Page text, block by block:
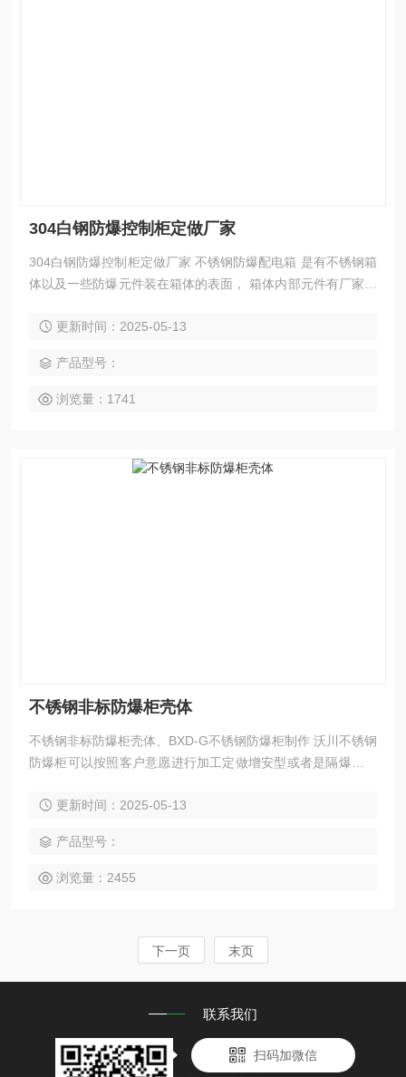
304白钢防爆控制柜定做厂家
304白钢防爆控制柜定做厂家 不锈钢防爆配电箱 是有不锈钢箱
体以及一些防爆元件装在箱体的表面， 箱体内部元件有厂家以
更新时间：2025-05-13
产品型号：
浏览量：1741
不锈钢非标防爆柜壳体
不锈钢非标防爆柜壳体、BXD-G不锈钢防爆柜制作 沃川不锈钢
防爆柜可以按照客户意愿进行加工定做增安型或者是隔爆型的
装，以及粉尘防爆形式的箱体。 尺寸灵活多样，均支持不同形
更新时间：2025-05-13
产品型号：
浏览量：2455
下一页 末页
联系我们
扫码加微信